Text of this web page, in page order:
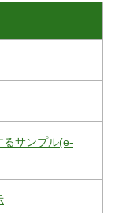
るサンプル(e-